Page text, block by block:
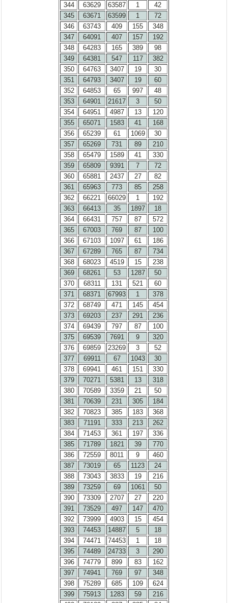
344
63629 63587 1
42
345
63671 63599 1
72
346
63743 409 155
348
347
64091 407 157
192
348
64283 165 389
98
349
64381 547 117
382
350
64763 3407 19
30
351
64793 3407 19
60
352
64853 65 997
48
353
64901 21617 3
50
354
64951 4987 13
120
355
65071 1583 41
168
356
65239 61 1069
30
357
65269 731 89
210
358
65479 1589 41
330
359
65809 9391 7
72
360
65881 2437 27
82
361
65963 773 85
258
362
66221 66029 1
192
363
66413 35 1897
18
364
66431 757 87
572
365
67003 769 87
100
366
67103 1097 61
186
367
67289 765 87
734
368
68023 4519 15
238
369
68261 53 1287
50
370
68311 131 521
60
371
68371 67993 1
378
372
68749 471 145
454
373
69203 237 291
236
374
69439 797 87
100
375
69539 7691 9
320
376
69859 23269 3
52
377
69911 67 1043
30
378
69941 461 151
330
379
70271 5381 13
318
380
70589 3359 21
50
381
70639 231 305
184
382
70823 385 183
368
383
71191 333 213
262
384
71453 361 197
336
385
71789 1821 39
770
386
72559 8011 9
460
387
73019 65 1123
24
388
73043 3833 19
216
389
73259 69 1061
50
390
73309 2707 27
220
391
73529 497 147
470
392
73999 4903 15
454
393
74453 14887 5
18
394
74471 74453 1
18
395
74489 24733 3
290
396
74779 899 83
162
397
74941 769 97
348
398
75289 685 109
624
399
75913 1283 59
216